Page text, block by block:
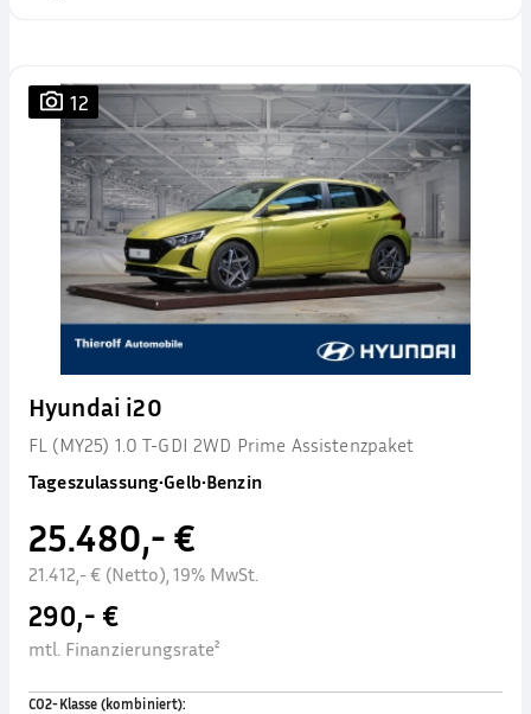
12
Hyundai i20
FL (MY25) 1.0 T-GDI 2WD Prime Assistenzpaket
Tageszulassung•Gelb•Benzin
25.480,- €
21.412,- € (Netto), 19% MwSt.
290,- €
mtl. Finanzierungsrate²
CO2-Klasse (kombiniert):